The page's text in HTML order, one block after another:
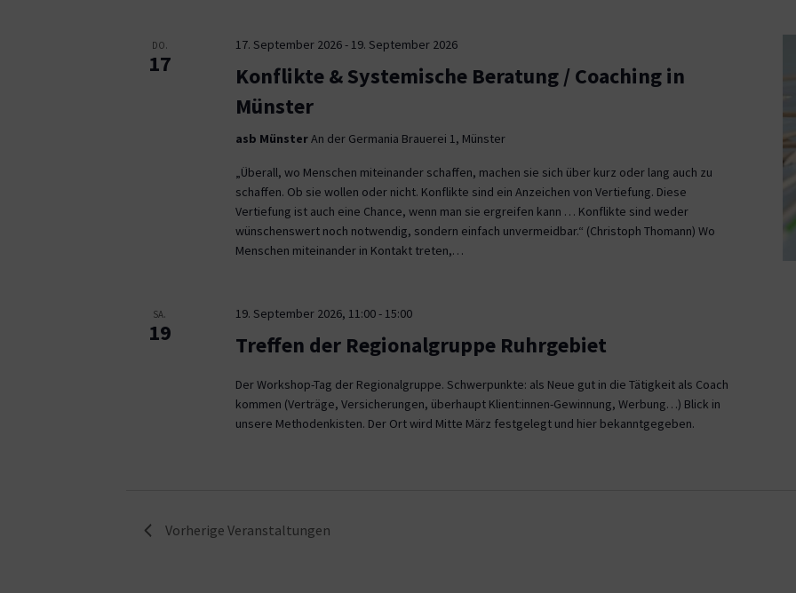
DO.
17
17. September 2026- 19. September 2026
Konflikte & Systemische Beratung / Coaching in
Münster
asb MünsterAn der Germania Brauerei 1, Münster
„Überall, wo Menschen miteinander schaffen, machen sie sich über kurz oder lang auch zu
schaffen. Ob sie wollen oder nicht. Konflikte sind ein Anzeichen von Vertiefung. Diese
Vertiefung ist auch eine Chance, wenn man sie ergreifen kann … Konflikte sind weder
wünschenswert noch notwendig, sondern einfach unvermeidbar.“ (Christoph Thomann) Wo
Menschen miteinander in Kontakt treten,…
SA.
19
19. September 2026, 11:00- 15:00
Treffen der Regionalgruppe Ruhrgebiet
Der Workshop-Tag der Regionalgruppe. Schwerpunkte: als Neue gut in die Tätigkeit als Coach
kommen (Verträge, Versicherungen, überhaupt Klient:innen-Gewinnung, Werbung…) Blick in
unsere Methodenkisten. Der Ort wird Mitte März festgelegt und hier bekanntgegeben.
Vorherige Veranstaltungen